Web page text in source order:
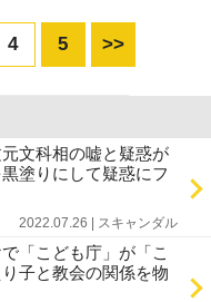
4 5 >>
文科相の嘘と疑惑が
塗りにして疑惑にフ
2022.07.26 | スキャンダル
「こども庁」が「こ
子と教会の関係を物